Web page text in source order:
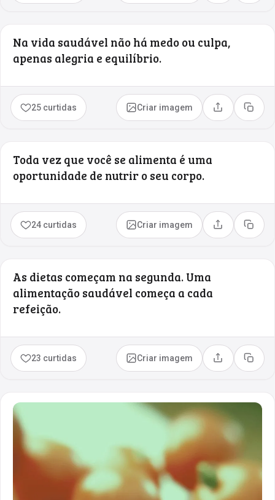
Na vida saudável não há medo ou culpa,
apenas alegria e equilíbrio.
25 curtidas Criar imagem Compartilhar
Copiar
Toda vez que você se alimenta é uma
oportunidade de nutrir o seu corpo.
24 curtidas Criar imagem Compartilhar
Copiar
As dietas começam na segunda. Uma
alimentação saudável começa a cada
refeição.
23 curtidas Criar imagem Compartilhar
Copiar